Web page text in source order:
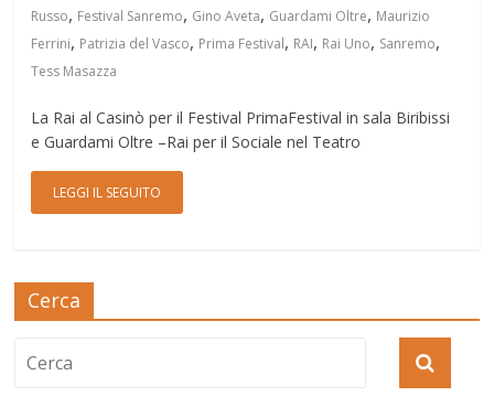
Russo, Festival Sanremo, Gino Aveta, Guardami Oltre, Maurizio
Ferrini, Patrizia del Vasco, Prima Festival, RAI, Rai Uno, Sanremo,
Tess Masazza
La Rai al Casinò per il Festival PrimaFestival in sala Biribissi
e Guardami Oltre –Rai per il Sociale nel Teatro
LEGGI IL SEGUITO
Cerca